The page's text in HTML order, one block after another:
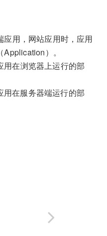
应用，网站应用时，应用
）。
用在浏览器上运行的部
用在服务器端运行的部